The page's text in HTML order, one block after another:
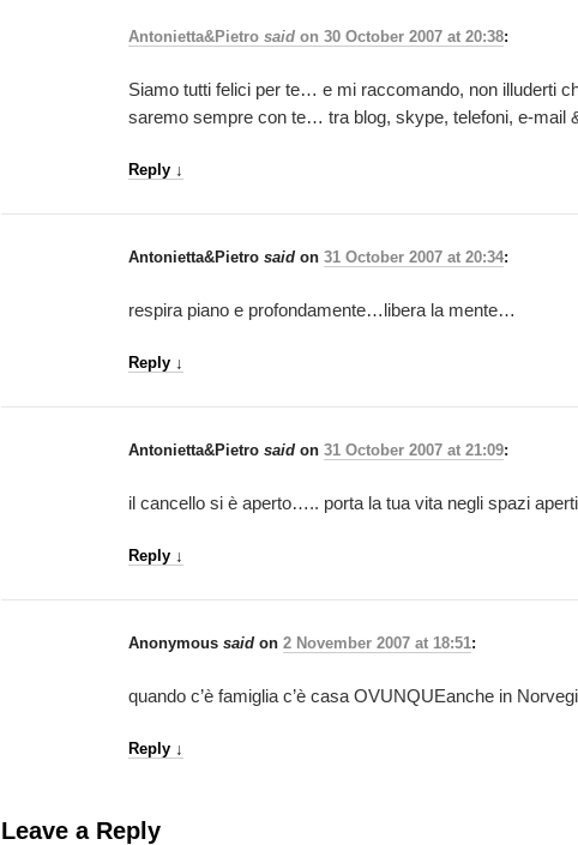
Antonietta&Pietro saidon 30 October 2007 at 20:38:
Siamo tutti felici per te… e mi raccomando, non illuderti
saremo sempre con te… tra blog, skype, telefoni, e-mail
Reply ↓
Antonietta&Pietro saidon 31 October 2007 at 20:34:
respira piano e profondamente…libera la mente…
Reply ↓
Antonietta&Pietro saidon 31 October 2007 at 21:09:
il cancello si è aperto….. porta la tua vita negli spazi
Reply ↓
Anonymous saidon 2 November 2007 at 18:51:
quando c’è famiglia c’è casa OVUNQUEanche in
Reply ↓
Leave a Reply